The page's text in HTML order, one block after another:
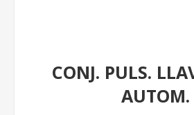
CONJ. PULS.
AUTOM.